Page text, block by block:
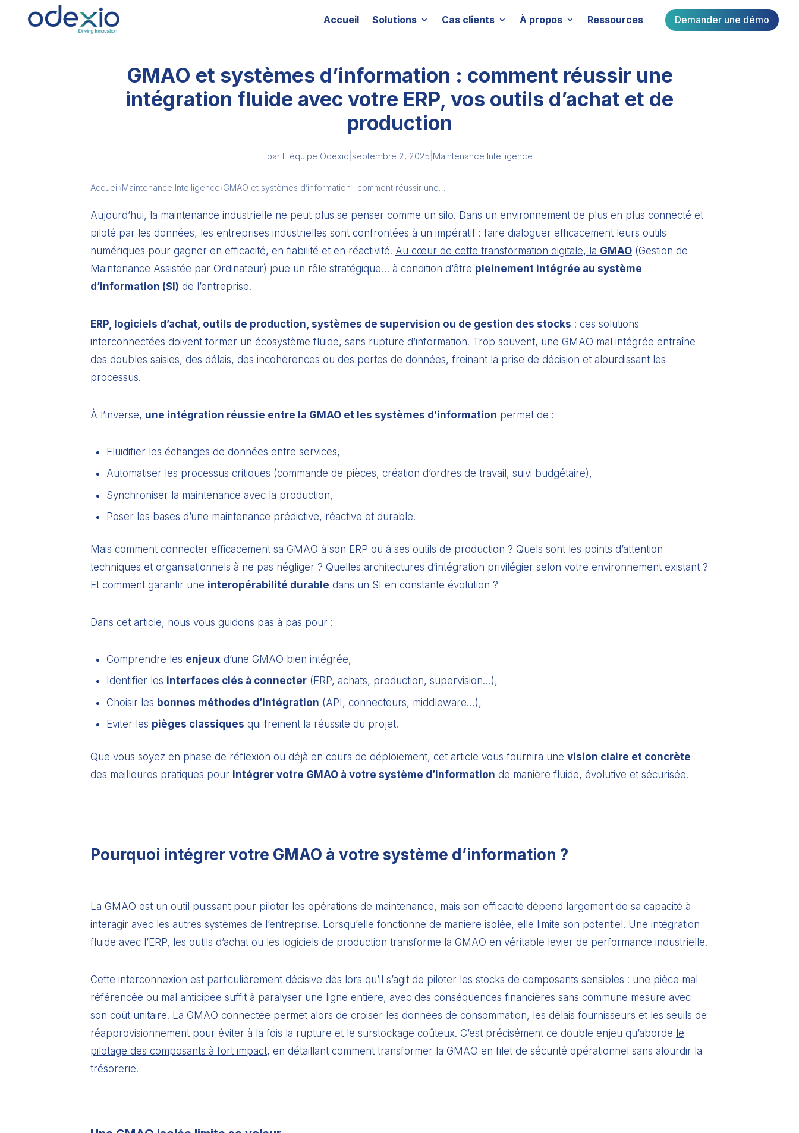
Accueil Solutions Cas clients À propos Ressources Demander une démo
GMAO et systèmes d’information : comment réussir une
intégration fluide avec votre ERP, vos outils d’achat et de
production
par L'équipe Odexio septembre 2, 2025 Maintenance Intelligence
Accueil›Maintenance Intelligence›GMAO et systèmes d’information : comment réussir une…
Aujourd’hui, la maintenance industrielle ne peut plus se penser comme un silo. Dans un environnement de plus en plus connecté et
piloté par les données, les entreprises industrielles sont confrontées à un impératif : faire dialoguer efficacement leurs outils
numériques pour gagner en efficacité, en fiabilité et en réactivité. Au cœur de cette transformation digitale, la GMAO (Gestion de
Maintenance Assistée par Ordinateur) joue un rôle stratégique… à condition d’être pleinement intégrée au système
d’information (SI) de l’entreprise.
ERP, logiciels d’achat, outils de production, systèmes de supervision ou de gestion des stocks : ces solutions
interconnectées doivent former un écosystème fluide, sans rupture d’information. Trop souvent, une GMAO mal intégrée entraîne
des doubles saisies, des délais, des incohérences ou des pertes de données, freinant la prise de décision et alourdissant les
processus.
À l’inverse, une intégration réussie entre la GMAO et les systèmes d’information permet de :
Fluidifier les échanges de données entre services,
Automatiser les processus critiques (commande de pièces, création d’ordres de travail, suivi budgétaire),
Synchroniser la maintenance avec la production,
Poser les bases d’une maintenance prédictive, réactive et durable.
Mais comment connecter efficacement sa GMAO à son ERP ou à ses outils de production ? Quels sont les points d’attention
techniques et organisationnels à ne pas négliger ? Quelles architectures d’intégration privilégier selon votre environnement existant ?
Et comment garantir une interopérabilité durable dans un SI en constante évolution ?
Dans cet article, nous vous guidons pas à pas pour :
Comprendre les enjeux d’une GMAO bien intégrée,
Identifier les interfaces clés à connecter (ERP, achats, production, supervision…),
Choisir les bonnes méthodes d’intégration (API, connecteurs, middleware…),
Eviter les pièges classiques qui freinent la réussite du projet.
Que vous soyez en phase de réflexion ou déjà en cours de déploiement, cet article vous fournira une vision claire et concrète
des meilleures pratiques pour intégrer votre GMAO à votre système d’information de manière fluide, évolutive et sécurisée.
Pourquoi intégrer votre GMAO à votre système d’information ?
La GMAO est un outil puissant pour piloter les opérations de maintenance, mais son efficacité dépend largement de sa capacité à
interagir avec les autres systèmes de l’entreprise. Lorsqu’elle fonctionne de manière isolée, elle limite son potentiel. Une intégration
fluide avec l’ERP, les outils d’achat ou les logiciels de production transforme la GMAO en véritable levier de performance industrielle.
Cette interconnexion est particulièrement décisive dès lors qu’il s’agit de piloter les stocks de composants sensibles : une pièce mal
référencée ou mal anticipée suffit à paralyser une ligne entière, avec des conséquences financières sans commune mesure avec
son coût unitaire. La GMAO connectée permet alors de croiser les données de consommation, les délais fournisseurs et les seuils de
réapprovisionnement pour éviter à la fois la rupture et le surstockage coûteux. C’est précisément ce double enjeu qu’aborde le
pilotage des composants à fort impact, en détaillant comment transformer la GMAO en filet de sécurité opérationnel sans alourdir la
trésorerie.